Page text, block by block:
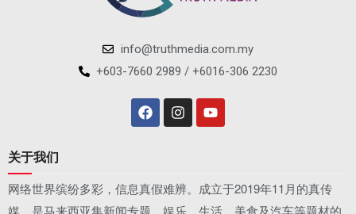
info@truthmedia.com.my
+603-7660 2989 / +6016-306 2230
关于我们
网络世界缤纷多彩，信息真假难辨。成立于2019年11月的真传
媒，是马来西亚集新闻专题、娱乐、生活、美食及汽车等题材的